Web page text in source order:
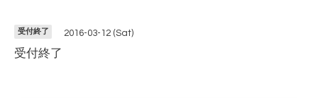
受付終了 2016-03-12 (Sat)
受付終了